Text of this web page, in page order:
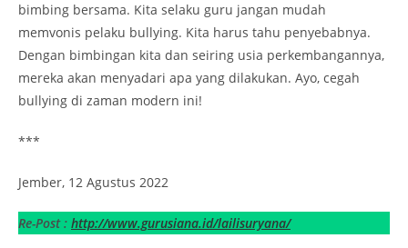
bimbing bersama. Kita selaku guru jangan mudah
memvonis pelaku bullying. Kita harus tahu penyebabnya.
Dengan bimbingan kita dan seiring usia perkembangannya,
mereka akan menyadari apa yang dilakukan. Ayo, cegah
bullying di zaman modern ini!
***
Jember, 12 Agustus 2022
Re-Post : http://www.gurusiana.id/lailisuryana/